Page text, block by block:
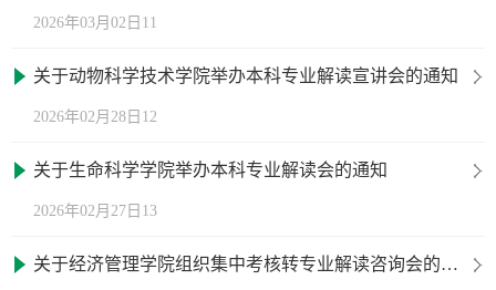
2026年03月02日11
关于动物科学技术学院举办本科专业解读宣讲会的通知
2026年02月28日12
关于生命科学学院举办本科专业解读会的通知
2026年02月27日13
关于经济管理学院组织集中考核转专业解读咨询会的通知